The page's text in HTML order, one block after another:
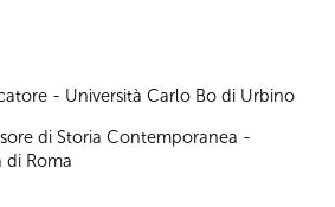
- Università Carlo Bo di Urbino
di Storia Contemporanea -
di Roma